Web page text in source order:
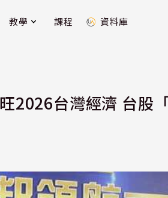
教學 課程 資料庫
2026台灣經濟 台股